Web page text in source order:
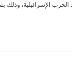
الإسرائيلية، وذلك